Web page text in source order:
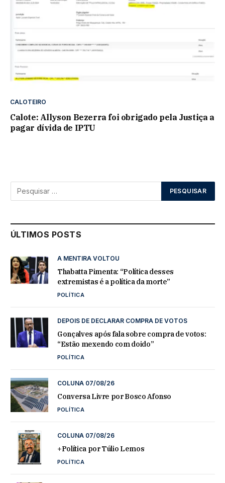
CALOTEIRO
Calote: Allyson Bezerra foi obrigado pela Justiça a
pagar dívida de IPTU
ÚLTIMOS POSTS
A MENTIRA VOLTOU
Thabatta Pimenta: “Política desses
extremistas é a política da morte”
POLÍTICA
DEPOIS DE DECLARAR COMPRA DE VOTOS
Gonçalves após fala sobre compra de votos:
“Estão mexendo com doido”
POLÍTICA
COLUNA 07/08/26
Conversa Livre por Bosco Afonso
POLÍTICA
COLUNA 07/08/26
+Política por Túlio Lemos
POLÍTICA